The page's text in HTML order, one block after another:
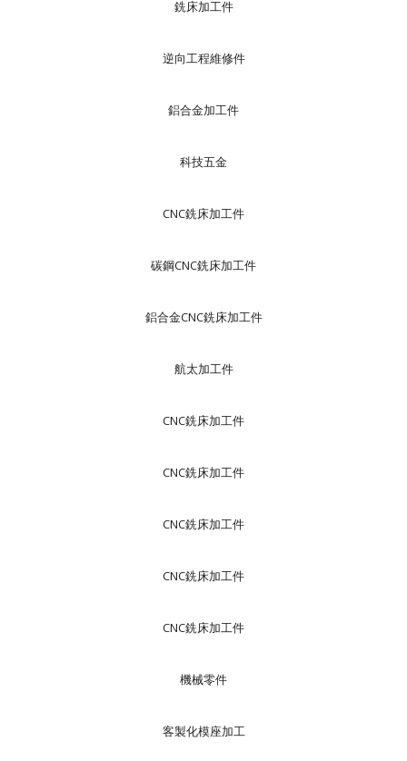
銑床加工件
逆向工程維修件
鋁合金加工件
科技五金
CNC銑床加工件
碳鋼CNC銑床加工件
鋁合金CNC銑床加工件
航太加工件
CNC銑床加工件
CNC銑床加工件
CNC銑床加工件
CNC銑床加工件
CNC銑床加工件
機械零件
客製化模座加工